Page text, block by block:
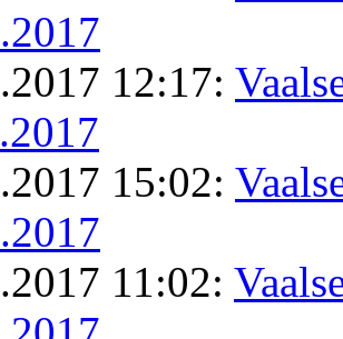
12:17:
15:02:
11:02: